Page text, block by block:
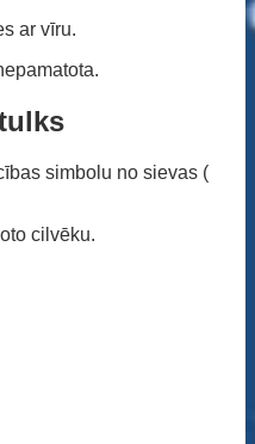
ar vīru.
simbolu no sievas (
cilvēku.